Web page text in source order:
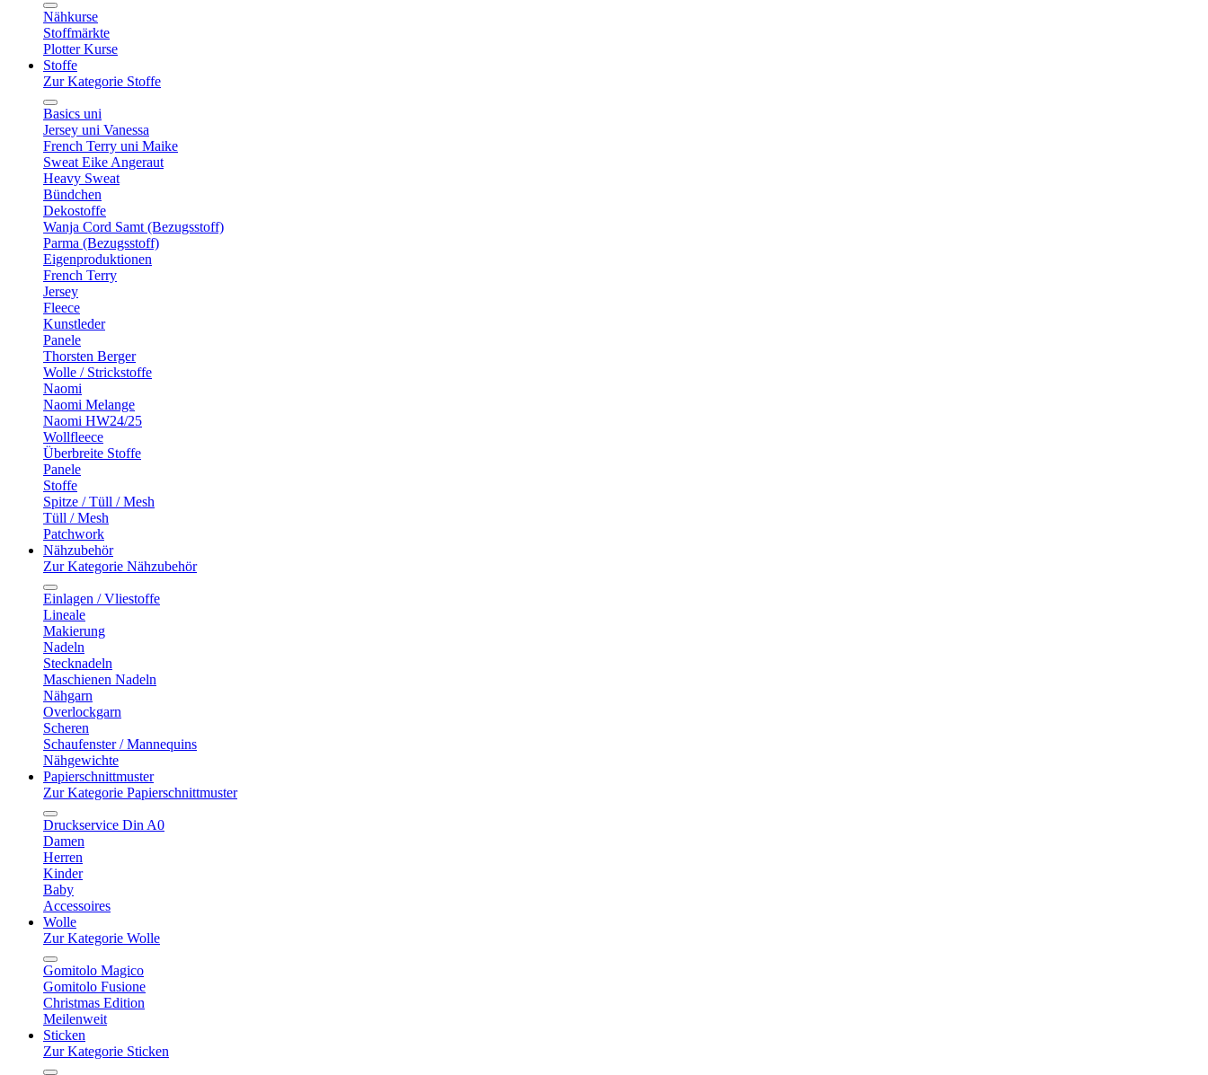
Nähkurse
Stoffmärkte
Plotter Kurse
Stoffe
Zur Kategorie Stoffe
Basics uni
Jersey uni Vanessa
French Terry uni Maike
Sweat Eike Angeraut
Heavy Sweat
Bündchen
Dekostoffe
Wanja Cord Samt (Bezugsstoff)
Parma (Bezugsstoff)
Eigenproduktionen
French Terry
Jersey
Fleece
Kunstleder
Panele
Thorsten Berger
Wolle / Strickstoffe
Naomi
Naomi Melange
Naomi HW24/25
Wollfleece
Überbreite Stoffe
Panele
Stoffe
Spitze / Tüll / Mesh
Tüll / Mesh
Patchwork
Nähzubehör
Zur Kategorie Nähzubehör
Einlagen / Vliestoffe
Lineale
Makierung
Nadeln
Stecknadeln
Maschienen Nadeln
Nähgarn
Overlockgarn
Scheren
Schaufenster / Mannequins
Nähgewichte
Papierschnittmuster
Zur Kategorie Papierschnittmuster
Druckservice Din A0
Damen
Herren
Kinder
Baby
Accessoires
Wolle
Zur Kategorie Wolle
Gomitolo Magico
Gomitolo Fusione
Christmas Edition
Meilenweit
Sticken
Zur Kategorie Sticken